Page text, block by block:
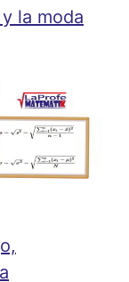
la moda